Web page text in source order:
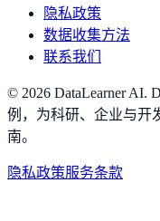
隐私政策
数据收集方法
联系我们
© 2026 DataLearner AI.
例，为科研、企业与开
南。
隐私政策服务条款